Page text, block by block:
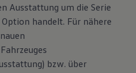
Ausstattung um die Serie
handelt. Für nähere
bzw. über